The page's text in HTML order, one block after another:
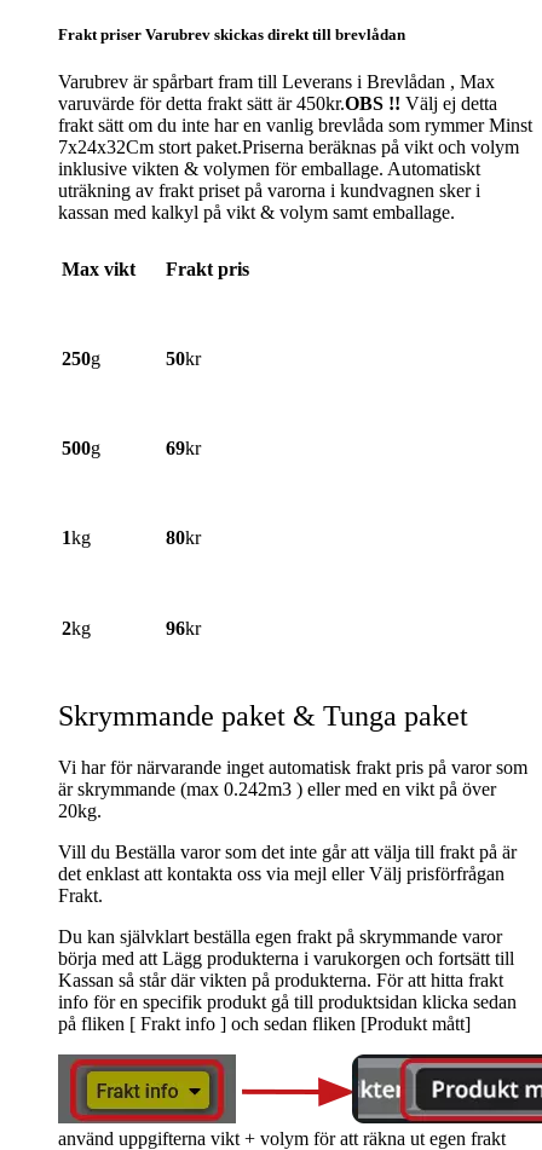
Frakt priser Varubrev skickas direkt till brevlådan
Varubrev är spårbart fram till Leverans i Brevlådan , Max
varuvärde för detta frakt sätt är 450kr.OBS !! Välj ej detta
frakt sätt om du inte har en vanlig brevlåda som rymmer Minst
7x24x32Cm stort paket.Priserna beräknas på vikt och volym
inklusive vikten & volymen för emballage. Automatiskt
uträkning av frakt priset på varorna i kundvagnen sker i
kassan med kalkyl på vikt & volym samt emballage.
Max vikt Frakt pris
250g 50kr
500g 69kr
1kg 80kr
2kg 96kr
Skrymmande paket & Tunga paket
Vi har för närvarande inget automatisk frakt pris på varor som
är skrymmande (max 0.242m3 ) eller med en vikt på över
20kg.
Vill du Beställa varor som det inte går att välja till frakt på är
det enklast att kontakta oss via mejl eller Välj prisförfrågan
Frakt.
Du kan självklart beställa egen frakt på skrymmande varor
börja med att Lägg produkterna i varukorgen och fortsätt till
Kassan så står där vikten på produkterna. För att hitta frakt
info för en specifik produkt gå till produktsidan klicka sedan
på fliken [ Frakt info ] och sedan fliken [Produkt mått]
använd uppgifterna vikt + volym för att räkna ut egen frakt